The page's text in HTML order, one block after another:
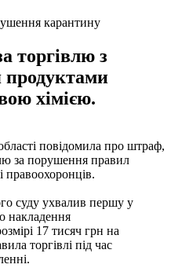
карантину
торгівлю з
продуктами
хімією.
повідомила про штраф,
за порушення правил
правоохоронців.
суду ухвалив першу у
накладення
17 тисяч грн на
торгівлі під час